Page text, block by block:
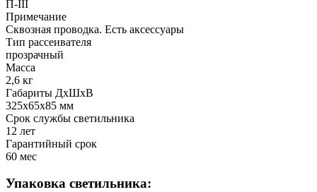
П-III
Примечание
Сквозная проводка. Есть аксессуары
Тип рассеивателя
прозрачный
Масса
2,6 кг
Габариты ДхШхВ
325x65x85 мм
Срок службы светильника
12 лет
Гарантийный срок
60 мес
Упаковка светильника: